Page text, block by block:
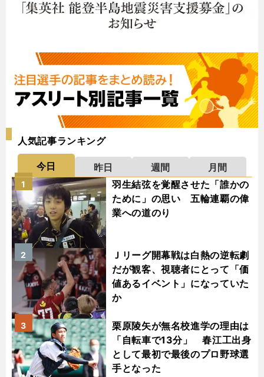
人気記事ランキング
今日 昨日 週間
月間
羽生結弦を覚醒させた「誰かの
ために」の思い 五輪連覇の偉
業への道のり
1
Ｊリーグ開幕戦は白熱の逆転劇
だが観客、視聴者にとって「価
値あるイベント」になっていた
か
2
栗原陵矢が無名校進学の理由は
「自転車で13分」 春江工出身
として最初で最後のプロ野球選
手となった
3